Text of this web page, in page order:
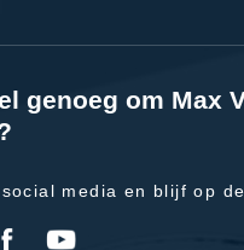
genoeg om Max
media en blijf op